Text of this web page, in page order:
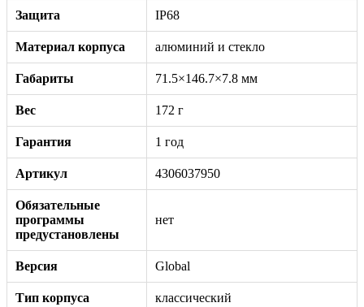
Защита IP68
Материал корпуса алюминий и стекло
Габариты 71.5×146.7×7.8 мм
Вес 172 г
Гарантия 1 год
Артикул 4306037950
Обязательные
программы
предустановлены
нет
Версия Global
Тип корпуса классический